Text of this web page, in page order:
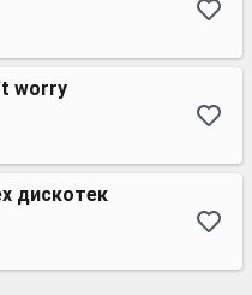
worry
дискотек